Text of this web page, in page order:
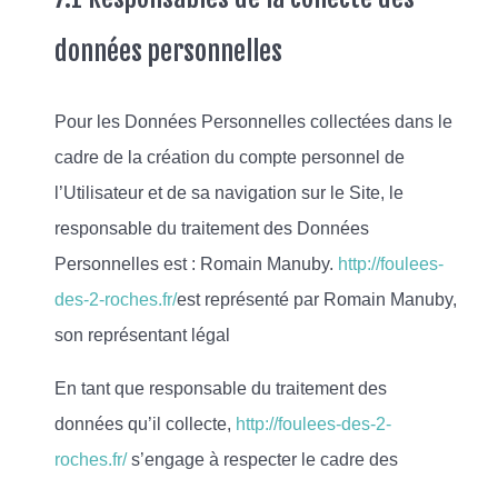
données personnelles
Pour les Données Personnelles collectées dans le
cadre de la création du compte personnel de
l’Utilisateur et de sa navigation sur le Site, le
responsable du traitement des Données
Personnelles est : Romain Manuby. http://foulees-
des-2-roches.fr/est représenté par Romain Manuby,
son représentant légal
En tant que responsable du traitement des
données qu’il collecte, http://foulees-des-2-
roches.fr/s’engage à respecter le cadre des